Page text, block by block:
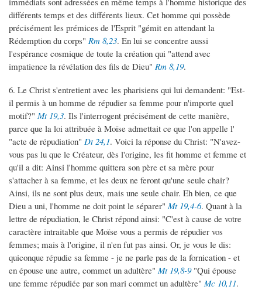
différents temps et des différents lieux. Cet homme qui possède
précisément les prémices de l'Esprit "gémit en attendant la
Rédemption du corps" Rm 8,23. En lui se concentre aussi
l'espérance cosmique de toute la création qui "attend avec
impatience la révélation des fils de Dieu" Rm 8,19.
6. Le Christ s'entretient avec les pharisiens qui lui demandent: "Est-
il permis à un homme de répudier sa femme pour n'importe quel
motif?" Mt 19,3. Ils l'interrogent précisément de cette manière,
parce que la loi attribuée à Moïse admettait ce que l'on appelle l'
"acte de répudiation" Dt 24,1. Voici la réponse du Christ: "N'avez-
vous pas lu que le Créateur, dès l'origine, les fit homme et femme et
qu'il a dit: Ainsi l'homme quittera son père et sa mère pour
s'attacher à sa femme, et les deux ne feront qu'une seule chair?
Ainsi, ils ne sont plus deux, mais une seule chair. Eh bien, ce que
Dieu a uni, l'homme ne doit point le séparer" Mt 19,4-6. Quant à la
lettre de répudiation, le Christ répond ainsi: "C'est à cause de votre
caractère intraitable que Moïse vous a permis de répudier vos
femmes; mais à l'origine, il n'en fut pas ainsi. Or, je vous le dis:
quiconque répudie sa femme - je ne parle pas de la fornication - et
en épouse une autre, commet un adultère" Mt 19,8-9"Qui épouse
une femme répudiée par son mari commet un adultère" Mc 10,11.